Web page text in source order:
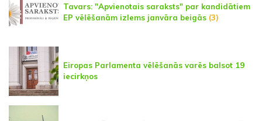
Tavars: "Apvienotais saraksts" par kandidātiem
EP vēlēšanām izlems janvāra beigās (3)
Eiropas Parlamenta vēlēšanās varēs balsot 19
iecirkņos